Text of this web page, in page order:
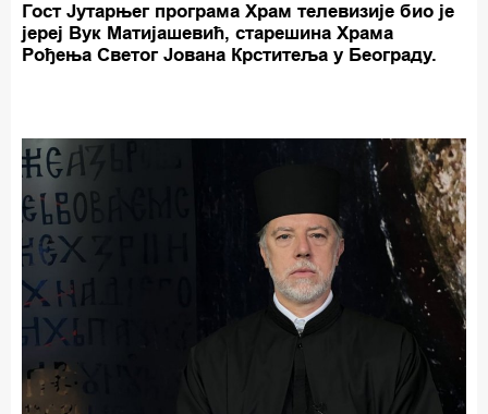
Гост Јутарњег програма Храм телевизије био је
јереј Вук Матијашевић, старешина Храма
Рођења Светог Јована Крститеља у Београду.